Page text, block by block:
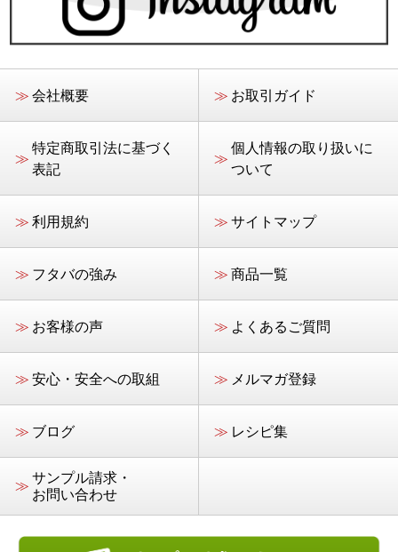
≫ 会社概要 ≫ お取引ガイド
≫
特定商取引法に基づく
表記
≫
個人情報の取り扱いに
ついて
≫ 利用規約 ≫ サイトマップ
≫ フタバの強み ≫ 商品一覧
≫ お客様の声 ≫ よくあるご質問
≫ 安心・安全への取組 ≫ メルマガ登録
≫ ブログ ≫ レシピ集
≫ サンプル請求・
お問い合わせ